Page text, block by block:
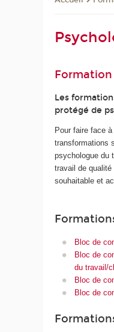
Les
protégé de
Pour faire face
transformations
psychologue du
travail de
souhaitable et
Bloc de
Bloc de
du travail/
Bloc de
Bloc de